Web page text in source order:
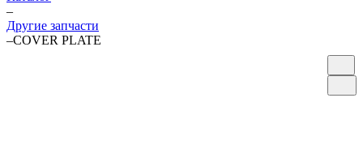
–
Другие запчасти
–COVER PLATE